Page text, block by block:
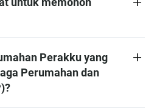
Perakku yang
Perumahan dan